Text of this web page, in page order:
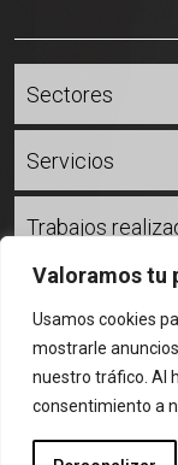
Valoramos tu
Usamos cookies
mostrarle
nuestro tráfico. Al
consentimiento a
Sectores
Servicios
Trabajos
© Ibiltek 2026
Aviso Legal
Política de